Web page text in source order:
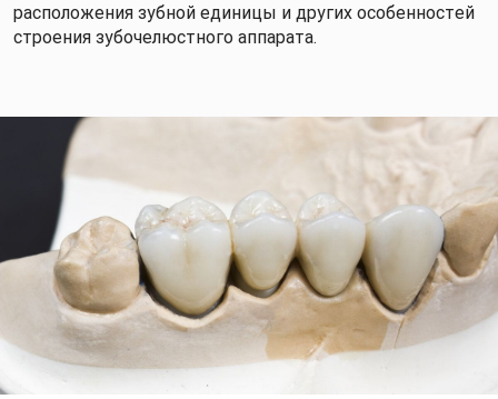
расположения зубной единицы и других особенностей
строения зубочелюстного аппарата.